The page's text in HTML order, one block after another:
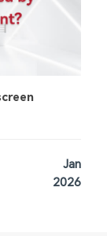
Jan
2026